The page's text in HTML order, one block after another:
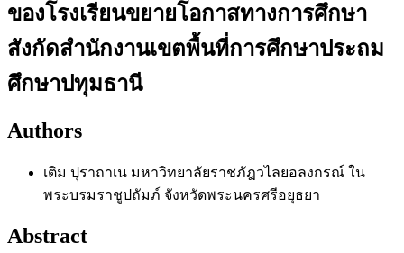
ของโรงเรียนขยายโอกาสทางการศึกษา
สังกัดสำนักงานเขตพื้นที่การศึกษาประถม
ศึกษาปทุมธานี
Authors
เติม ปุราถาเน มหาวิทยาลัยราชภัฎวไลยอลงกรณ์ ใน
พระบรมราชูปถัมภ์ จังหวัดพระนครศรีอยุธยา
Abstract